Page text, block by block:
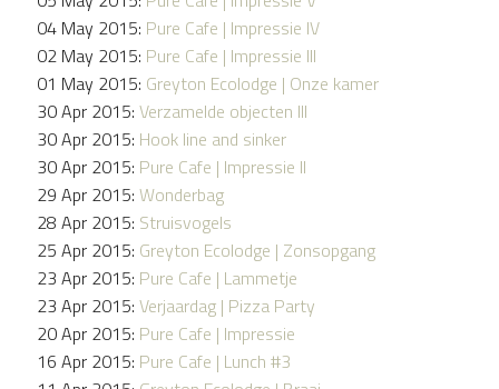
04 May 2015: Pure Cafe | Impressie IV
02 May 2015: Pure Cafe | Impressie III
01 May 2015: Greyton Ecolodge | Onze kamer
30 Apr 2015: Verzamelde objecten III
30 Apr 2015: Hook line and sinker
30 Apr 2015: Pure Cafe | Impressie II
29 Apr 2015: Wonderbag
28 Apr 2015: Struisvogels
25 Apr 2015: Greyton Ecolodge | Zonsopgang
23 Apr 2015: Pure Cafe | Lammetje
23 Apr 2015: Verjaardag | Pizza Party
20 Apr 2015: Pure Cafe | Impressie
16 Apr 2015: Pure Cafe | Lunch #3